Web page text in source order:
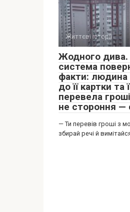
Життєві історії
Жодного
система
факти: людина
до її картки
перевела
не стороння —
— Ти перевів гроші з
збирай речі й